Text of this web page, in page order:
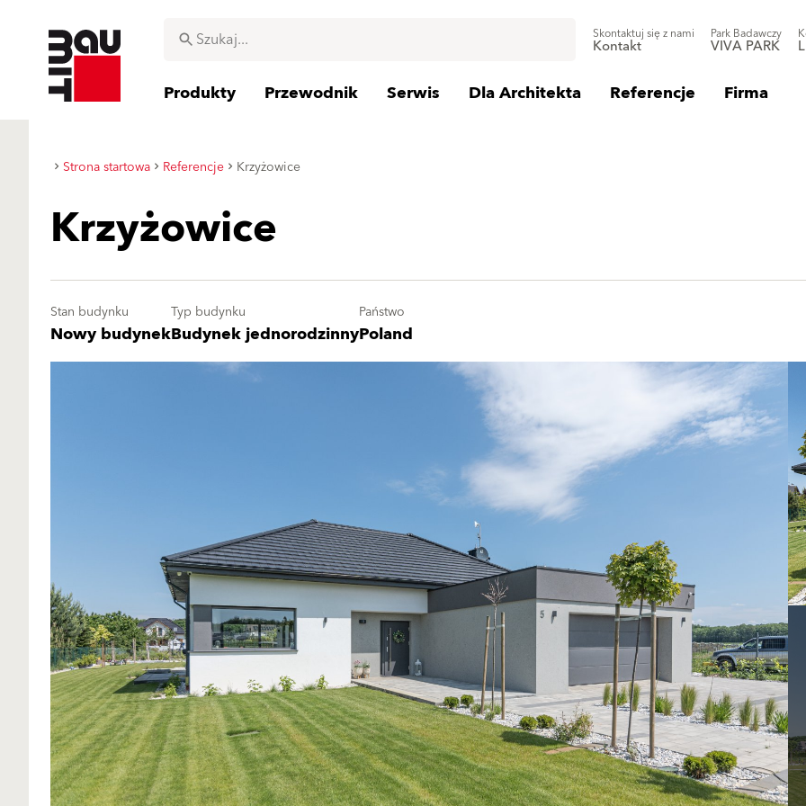
Skontaktuj się z nami
Kontakt
Park Badawczy
VIVA PARK
Produkty Przewodnik Serwis Dla Architekta Referencje Firma
Strona startowa Referencje Krzyżowice
Krzyżowice
Stan budynku
Nowy budynek
Typ budynku
Budynek jednorodzinny
Państwo
Poland